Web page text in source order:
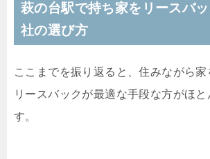
萩の台駅で持ち家をリースバ
社の選び方
ここまでを振り返ると、住みながら
リースバックが最適な手段な方がほと
す。